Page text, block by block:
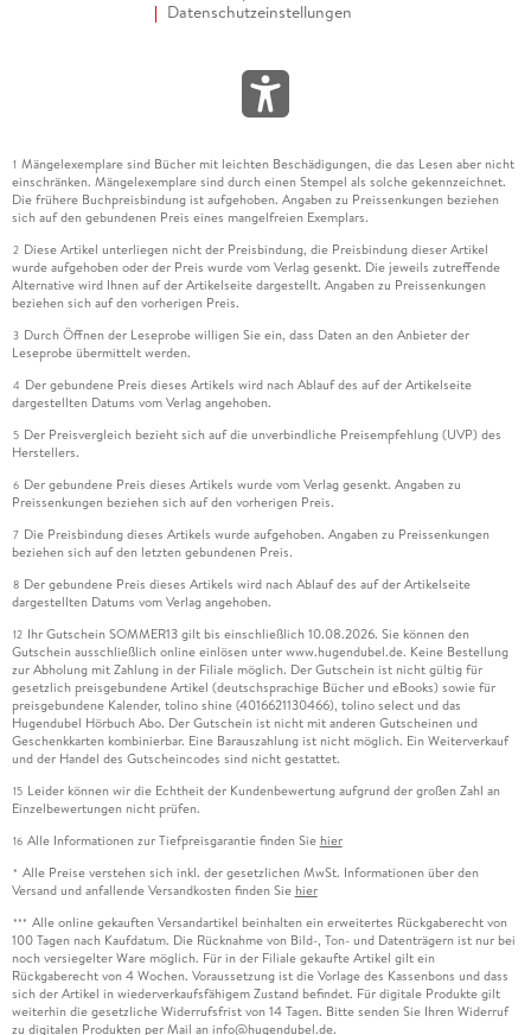
Datenschutzeinstellungen
1 Mängelexemplare sind Bücher mit leichten Beschädigungen, die das Lesen aber nicht
einschränken. Mängelexemplare sind durch einen Stempel als solche gekennzeichnet.
Die frühere Buchpreisbindung ist aufgehoben. Angaben zu Preissenkungen beziehen
sich auf den gebundenen Preis eines mangelfreien Exemplars.
2 Diese Artikel unterliegen nicht der Preisbindung, die Preisbindung dieser Artikel
wurde aufgehoben oder der Preis wurde vom Verlag gesenkt. Die jeweils zutreffende
Alternative wird Ihnen auf der Artikelseite dargestellt. Angaben zu Preissenkungen
beziehen sich auf den vorherigen Preis.
3 Durch Öffnen der Leseprobe willigen Sie ein, dass Daten an den Anbieter der
Leseprobe übermittelt werden.
4 Der gebundene Preis dieses Artikels wird nach Ablauf des auf der Artikelseite
dargestellten Datums vom Verlag angehoben.
5 Der Preisvergleich bezieht sich auf die unverbindliche Preisempfehlung (UVP) des
Herstellers.
6 Der gebundene Preis dieses Artikels wurde vom Verlag gesenkt. Angaben zu
Preissenkungen beziehen sich auf den vorherigen Preis.
7 Die Preisbindung dieses Artikels wurde aufgehoben. Angaben zu Preissenkungen
beziehen sich auf den letzten gebundenen Preis.
8 Der gebundene Preis dieses Artikels wird nach Ablauf des auf der Artikelseite
dargestellten Datums vom Verlag angehoben.
12 Ihr Gutschein SOMMER13 gilt bis einschließlich 10.08.2026. Sie können den
Gutschein ausschließlich online einlösen unter www.hugendubel.de. Keine Bestellung
zur Abholung mit Zahlung in der Filiale möglich. Der Gutschein ist nicht gültig für
gesetzlich preisgebundene Artikel (deutschsprachige Bücher und eBooks) sowie für
preisgebundene Kalender, tolino shine (4016621130466), tolino select und das
Hugendubel Hörbuch Abo. Der Gutschein ist nicht mit anderen Gutscheinen und
Geschenkkarten kombinierbar. Eine Barauszahlung ist nicht möglich. Ein Weiterverkauf
und der Handel des Gutscheincodes sind nicht gestattet.
15 Leider können wir die Echtheit der Kundenbewertung aufgrund der großen Zahl an
Einzelbewertungen nicht prüfen.
16 Alle Informationen zur Tiefpreisgarantie finden Sie hier
* Alle Preise verstehen sich inkl. der gesetzlichen MwSt. Informationen über den
Versand und anfallende Versandkosten finden Sie hier
*** Alle online gekauften Versandartikel beinhalten ein erweitertes Rückgaberecht von
100 Tagen nach Kaufdatum. Die Rücknahme von Bild-, Ton- und Datenträgern ist nur bei
noch versiegelter Ware möglich. Für in der Filiale gekaufte Artikel gilt ein
Rückgaberecht von 4 Wochen. Voraussetzung ist die Vorlage des Kassenbons und dass
sich der Artikel in wiederverkaufsfähigem Zustand befindet. Für digitale Produkte gilt
weiterhin die gesetzliche Widerrufsfrist von 14 Tagen. Bitte senden Sie Ihren Widerruf
zu digitalen Produkten per Mail an info@hugendubel.de.